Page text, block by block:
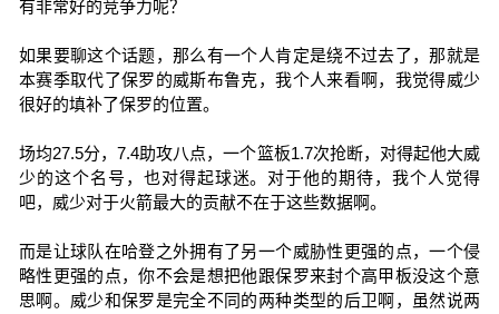
有非常好的竞争力呢？
如果要聊这个话题，那么有一个人肯定是绕不过去了，那就是
本赛季取代了保罗的威斯布鲁克，我个人来看啊，我觉得威少
很好的填补了保罗的位置。
场均27.5分，7.4助攻八点，一个篮板1.7次抢断，对得起他大威
少的这个名号，也对得起球迷。对于他的期待，我个人觉得
吧，威少对于火箭最大的贡献不在于这些数据啊。
而是让球队在哈登之外拥有了另一个威胁性更强的点，一个侵
略性更强的点，你不会是想把他跟保罗来封个高甲板没这个意
思啊。威少和保罗是完全不同的两种类型的后卫啊，虽然说两